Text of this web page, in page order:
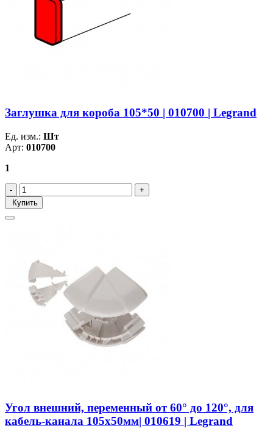
Заглушка для короба 105*50 | 010700 | Legrand
Ед. изм.: Шт
Арт: 010700
1
Купить
Угол внешний, переменный от 60° до 120°, для
кабель-канала 105х50мм| 010619 | Legrand